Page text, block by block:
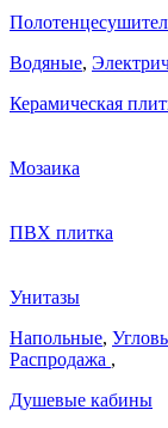
Водяные,
Керамическая
Мозаика
ПВХ плитка
Унитазы
Напольные,
Распродажа ,
Душевые кабины